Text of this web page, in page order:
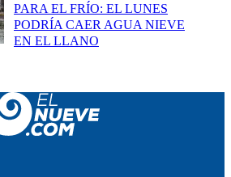
PARA EL FRÍO: EL LUNES
PODRÍA CAER AGUA NIEVE
EN EL LLANO